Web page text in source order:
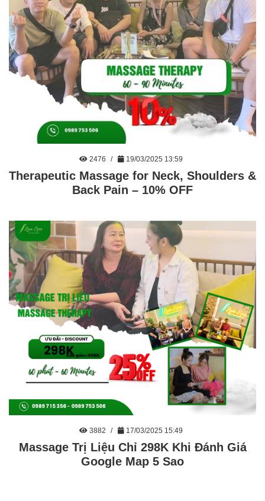
2476 19/03/2025 13:59
Therapeutic Massage for Neck, Shoulders &
Back Pain – 10% OFF
3882 17/03/2025 15:49
Massage Trị Liệu Chỉ 298K Khi Đánh Giá
Google Map 5 Sao